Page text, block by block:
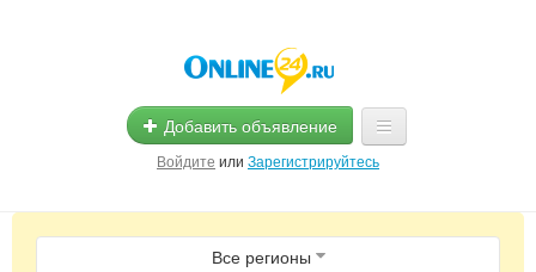
Добавить объявление
Войдите или Зарегистрируйтесь
Главная
Помощь
Все регионы